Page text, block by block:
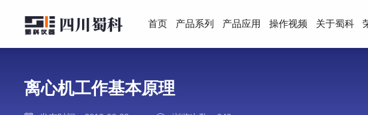
首页 产品系列 产品应用 操作视频 关于蜀科
离心机工作基本原理